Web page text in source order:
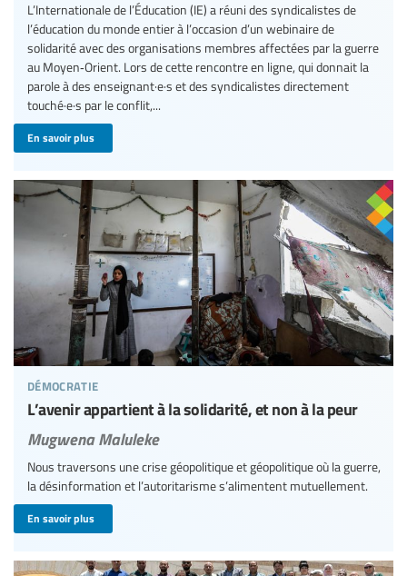
L’Internationale de l’Éducation (IE) a réuni des syndicalistes de
l’éducation du monde entier à l’occasion d’un webinaire de
solidarité avec des organisations membres affectées par la guerre
au Moyen‑Orient. Lors de cette rencontre en ligne, qui donnait la
parole à des enseignant·e·s et des syndicalistes directement
touché·e·s par le conflit,...
En savoir plus
démocratie
L’avenir appartient à la solidarité, et non à la peur
Mugwena Maluleke
Nous traversons une crise géopolitique et géopolitique où la guerre,
la désinformation et l’autoritarisme s’alimentent mutuellement.
En savoir plus